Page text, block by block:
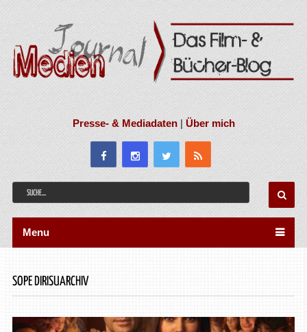
Presse- & Mediadaten|Über mich
Menu
SOPE DIRISUARCHIV